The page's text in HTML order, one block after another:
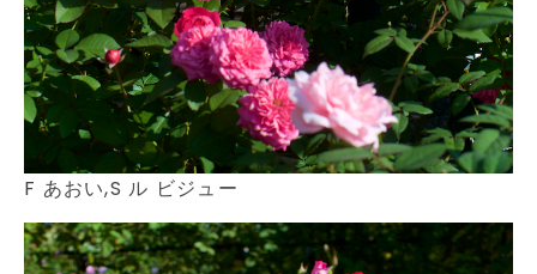
F あおい,S ル ビジュー